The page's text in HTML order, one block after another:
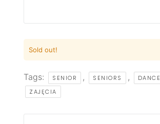
Sold out!
Tags: SENIOR , SENIORS , DANCE
ZAJĘCIA